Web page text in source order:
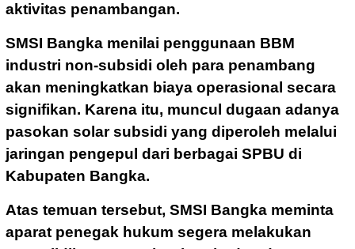
aktivitas penambangan.
SMSI Bangka menilai penggunaan BBM
industri non-subsidi oleh para penambang
akan meningkatkan biaya operasional secara
signifikan. Karena itu, muncul dugaan adanya
pasokan solar subsidi yang diperoleh melalui
jaringan pengepul dari berbagai SPBU di
Kabupaten Bangka.
Atas temuan tersebut, SMSI Bangka meminta
aparat penegak hukum segera melakukan